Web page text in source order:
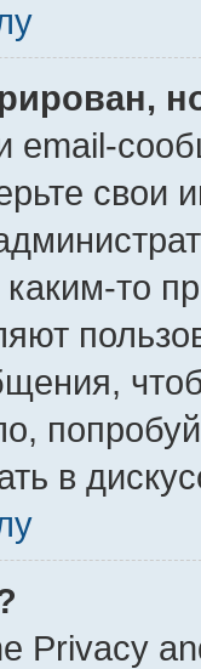
email-
свои
каким-то
в
Privacy